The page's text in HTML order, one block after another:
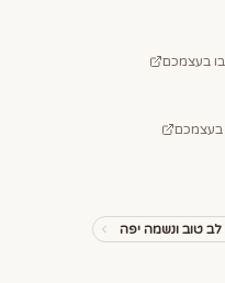
בעצמכם
בעצמכם
לב טוב ונשמה יפה